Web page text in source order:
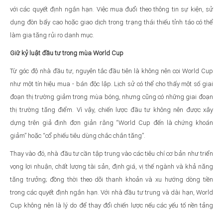
với các quyết định ngắn hạn. Việc mua đuổi theo thông tin sự kiện, sử
dụng đòn bẩy cao hoặc giao dịch trong trạng thái thiếu tỉnh táo có thể
làm gia tăng rủi ro danh mục.
Giữ kỷ luật đầu tư trong mùa World Cup
Từ góc độ nhà đầu tư, nguyên tắc đầu tiên là không nên coi World Cup
như một tín hiệu mua - bán độc lập. Lịch sử có thể cho thấy một số giai
đoạn thị trường giảm trong mùa bóng, nhưng cũng có những giai đoạn
thị trường tăng điểm. Vì vậy, chiến lược đầu tư không nên được xây
dựng trên giả định đơn giản rằng “World Cup đến là chứng khoán
giảm” hoặc “cổ phiếu tiêu dùng chắc chắn tăng”.
Thay vào đó, nhà đầu tư cần tập trung vào các tiêu chí cơ bản như triển
vọng lợi nhuận, chất lượng tài sản, định giá, vị thế ngành và khả năng
tăng trưởng; đồng thời theo dõi thanh khoản và xu hướng dòng tiền
trong các quyết định ngắn hạn. Với nhà đầu tư trung và dài hạn, World
Cup không nên là lý do để thay đổi chiến lược nếu các yếu tố nền tảng